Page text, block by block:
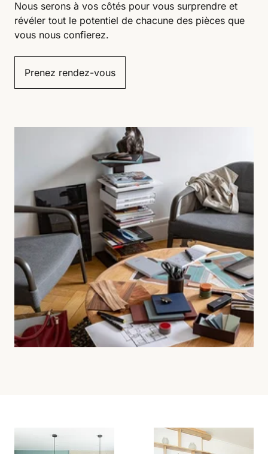
Nous serons à vos côtés pour vous surprendre et
révéler tout le potentiel de chacune des pièces que
vous nous confierez.
Prenez rendez-vous